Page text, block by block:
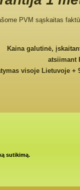
PVM sąskaitas
Kaina galutinė,
atsiimant
visoje Lietuvoje +
sutikimą.